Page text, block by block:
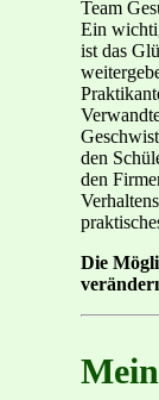
Ein
ist das
den
den
Die